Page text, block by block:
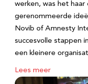
werken, was het
gerenommeerde
Novib of Amnesty
succesvolle stappen
een kleinere
Lees meer